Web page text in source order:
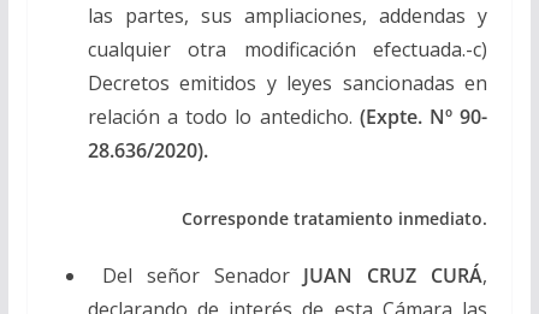
las partes, sus ampliaciones, addendas y
cualquier otra modificación efectuada.-c)
Decretos emitidos y leyes sancionadas en
relación a todo lo antedicho. (Expte. Nº 90-
28.636/2020).
Corresponde tratamiento inmediato.
Del señor Senador JUAN CRUZ CURÁ,